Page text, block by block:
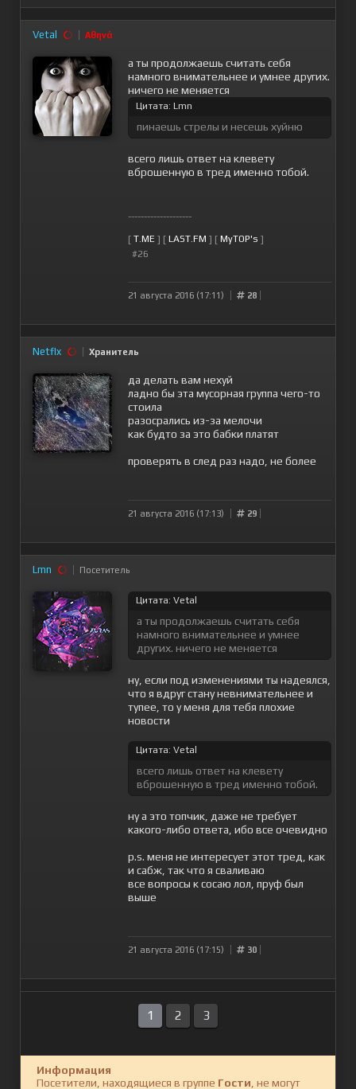
Vetal Αθηνά
а ты продолжаешь считать себя
намного внимательнее и умнее других.
ничего не меняется
Цитата: Lmn
пинаешь стрелы и несешь хуйню
всего лишь ответ на клевету
вброшенную в тред именно тобой.
--------------------
[ T.ME ] [ LAST.FM ] [ MyTOP's ]
#26
21 августа 2016 (17:11) 28
Netflx Хранитель
да делать вам нехуй
ладно бы эта мусорная группа чего-то
стоила
разосрались из-за мелочи
как будто за это бабки платят
проверять в след раз надо, не более
21 августа 2016 (17:13) 29
Lmn Посетитель
Цитата: Vetal
а ты продолжаешь считать себя
намного внимательнее и умнее
других. ничего не меняется
ну, если под изменениями ты надеялся,
что я вдруг стану невнимательнее и
тупее, то у меня для тебя плохие
новости
Цитата: Vetal
всего лишь ответ на клевету
вброшенную в тред именно тобой.
ну а это топчик, даже не требует
какого-либо ответа, ибо все очевидно
p.s. меня не интересует этот тред, как
и сабж, так что я сваливаю
все вопросы к сосаю лол, пруф был
выше
21 августа 2016 (17:15) 30
1 2 3
Информация
Посетители, находящиеся в группе Гости , не могут